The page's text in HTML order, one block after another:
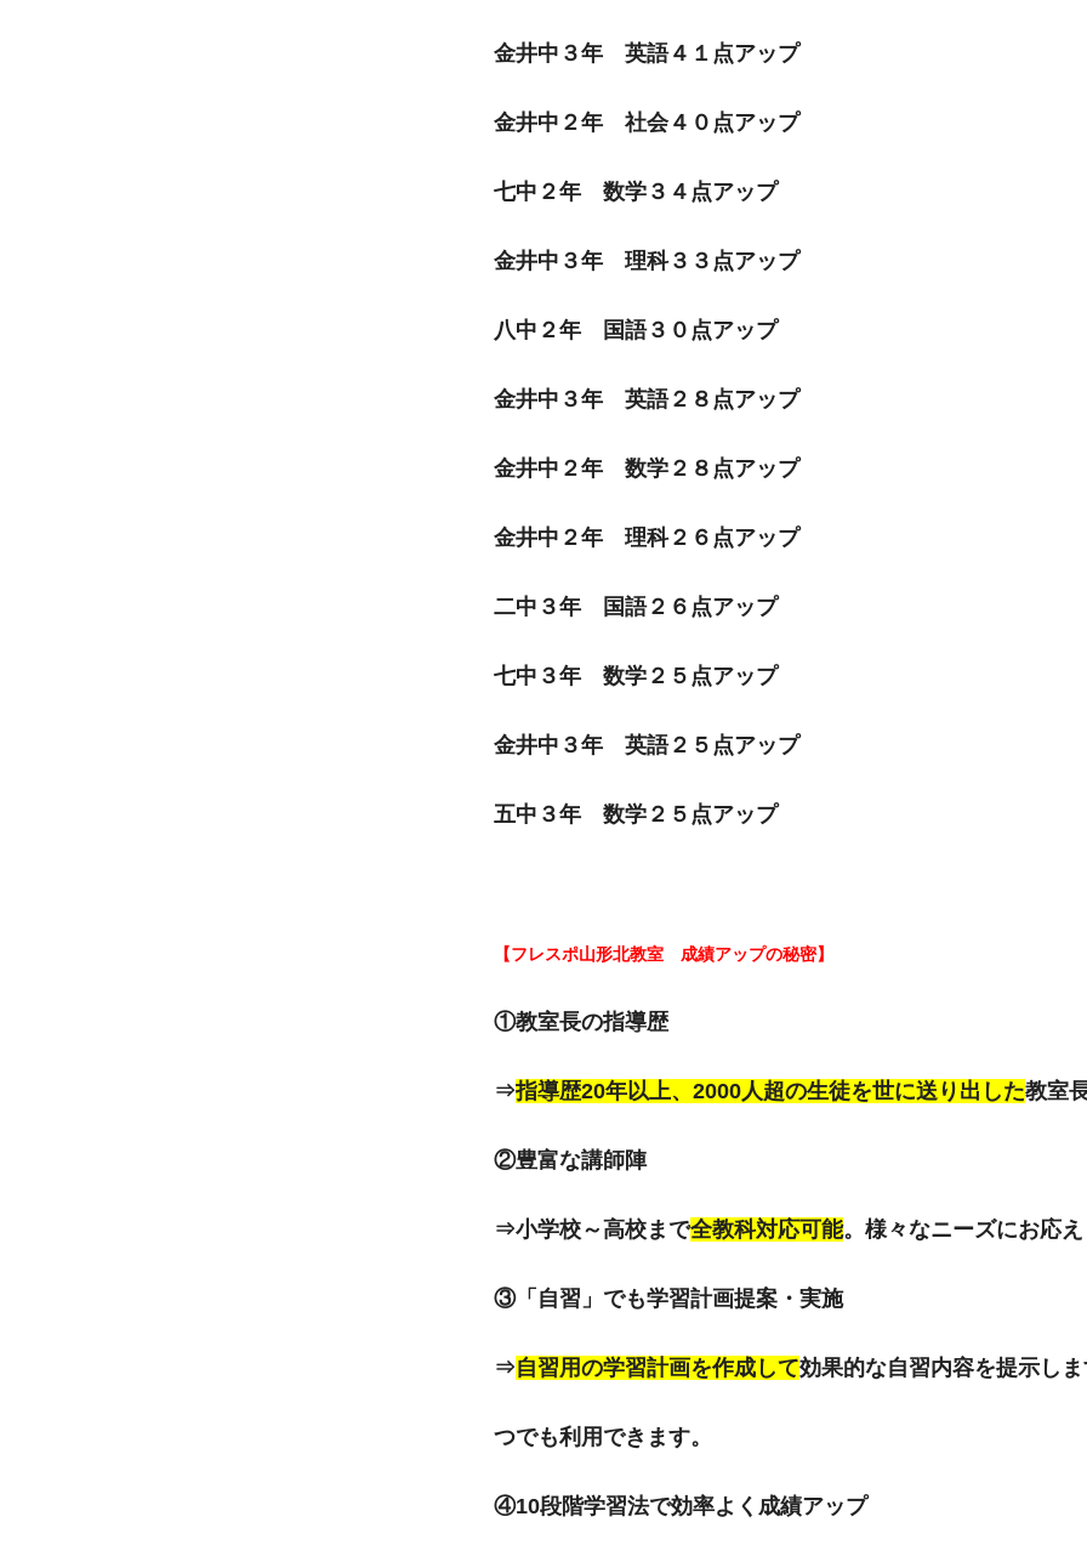
金井中３年 英語４１点アップ
金井中２年 社会４０点アップ
七中２年 数学３４点アップ
金井中３年 理科３３点アップ
八中２年 国語３０点アップ
金井中３年 英語２８点アップ
金井中２年 数学２８点アップ
金井中２年 理科２６点アップ
二中３年 国語２６点アップ
七中３年 数学２５点アップ
金井中３年 英語２５点アップ
五中３年 数学２５点アップ
【フレスポ山形北教室 成績アップの秘密】
①教室長の指導歴
⇒指導歴20年以上、2000人超の生徒を世に送り出した教室
②豊富な講師陣
⇒小学校～高校まで全教科対応可能。様々なニーズにお応
③「自習」でも学習計画提案・実施
⇒自習用の学習計画を作成して効果的な自習内容を提示し
つでも利用できます。
④10段階学習法で効率よく成績アップ